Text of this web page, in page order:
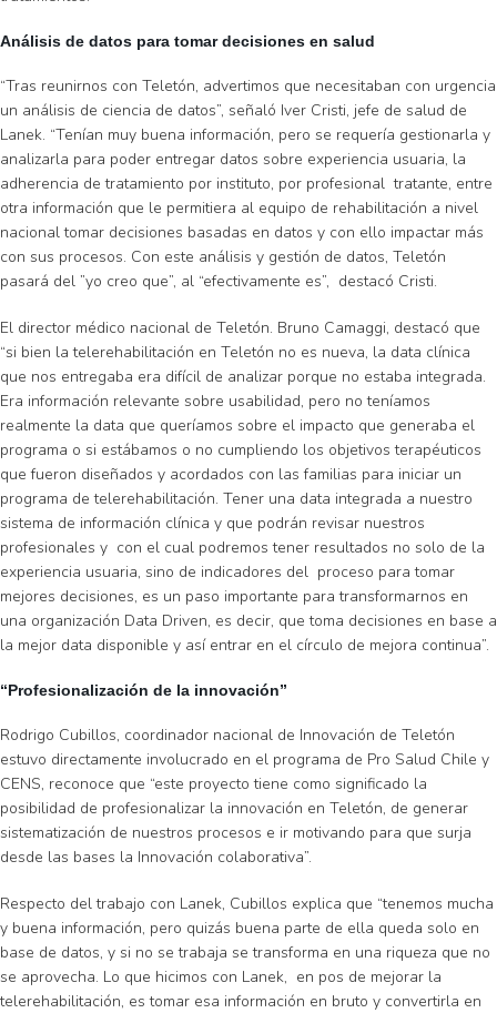
Análisis de datos para tomar decisiones en salud
“Tras reunirnos con Teletón, advertimos que necesitaban con urgencia
un análisis de ciencia de datos”, señaló Iver Cristi, jefe de salud de
Lanek. “Tenían muy buena información, pero se requería gestionarla y
analizarla para poder entregar datos sobre experiencia usuaria, la
adherencia de tratamiento por instituto, por profesional tratante, entre
otra información que le permitiera al equipo de rehabilitación a nivel
nacional tomar decisiones basadas en datos y con ello impactar más
con sus procesos. Con este análisis y gestión de datos, Teletón
pasará del ”yo creo que”, al “efectivamente es”, destacó Cristi.
El director médico nacional de Teletón. Bruno Camaggi, destacó que
“si bien la telerehabilitación en Teletón no es nueva, la data clínica
que nos entregaba era difícil de analizar porque no estaba integrada.
Era información relevante sobre usabilidad, pero no teníamos
realmente la data que queríamos sobre el impacto que generaba el
programa o si estábamos o no cumpliendo los objetivos terapéuticos
que fueron diseñados y acordados con las familias para iniciar un
programa de telerehabilitación. Tener una data integrada a nuestro
sistema de información clínica y que podrán revisar nuestros
profesionales y con el cual podremos tener resultados no solo de la
experiencia usuaria, sino de indicadores del proceso para tomar
mejores decisiones, es un paso importante para transformarnos en
una organización Data Driven, es decir, que toma decisiones en base a
la mejor data disponible y así entrar en el círculo de mejora continua”.
“Profesionalización de la innovación”
Rodrigo Cubillos, coordinador nacional de Innovación de Teletón
estuvo directamente involucrado en el programa de Pro Salud Chile y
CENS, reconoce que “este proyecto tiene como significado la
posibilidad de profesionalizar la innovación en Teletón, de generar
sistematización de nuestros procesos e ir motivando para que surja
desde las bases la Innovación colaborativa”.
Respecto del trabajo con Lanek, Cubillos explica que “tenemos mucha
y buena información, pero quizás buena parte de ella queda solo en
base de datos, y si no se trabaja se transforma en una riqueza que no
se aprovecha. Lo que hicimos con Lanek, en pos de mejorar la
telerehabilitación, es tomar esa información en bruto y convertirla en